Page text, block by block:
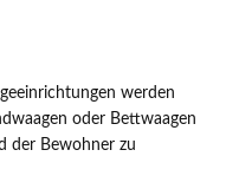
werden
oder Bettwaagen
der Bewohner zu